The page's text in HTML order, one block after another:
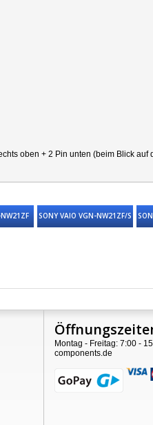
oben + 2 Pin unten (beim Blick auf
SONY VAIO VGN-NW21ZF/S
Montag - Freitag: 7:00 -
components.de